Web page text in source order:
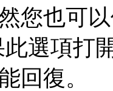
您也可
選項打
回復。